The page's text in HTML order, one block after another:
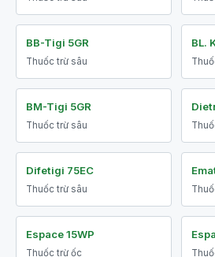
BB-Tigi 5GR
Thuốc trừ sâu
BL.
BM-Tigi 5GR
Thuốc trừ sâu
Difetigi 75EC
Thuốc trừ sâu
Espace 15WP
Thuốc trừ ốc